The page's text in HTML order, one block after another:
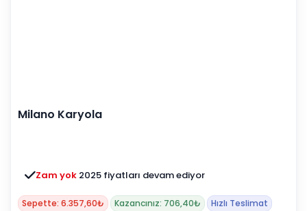
Milano Karyola
Zam yok 2025 fiyatları devam ediyor
Sepette: 6.357,60₺ Kazancınız: 706,40₺ Hızlı Teslimat